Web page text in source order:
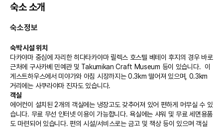
숙소 소개
숙소정보
숙박 시설 위치
다카야마 중심에 자리한 히다타카야마 릴렉스 호스텔 베테이 후지의 경우 바로
근처에 구사카베 민예관 및 Takumikan Craft Museum 등이 있습니다.  이
게스트하우스에서 미야가와 아침 시장까지는 0.3km 떨어져 있으며, 0.3km
거리에는 사쿠라야마 진자도 있습니다.
객실
에어컨이 설치된 2개의 객실에는 냉장고도 갖추어져 있어 편하게 머무실 수 있
습니다. 무료 무선 인터넷 이용이 가능합니다. 욕실에는 샤워 및 무료 세면용품
도 마련되어 있습니다. 편의 시설/서비스로는 금고 및 책상 등이 있으며 객실